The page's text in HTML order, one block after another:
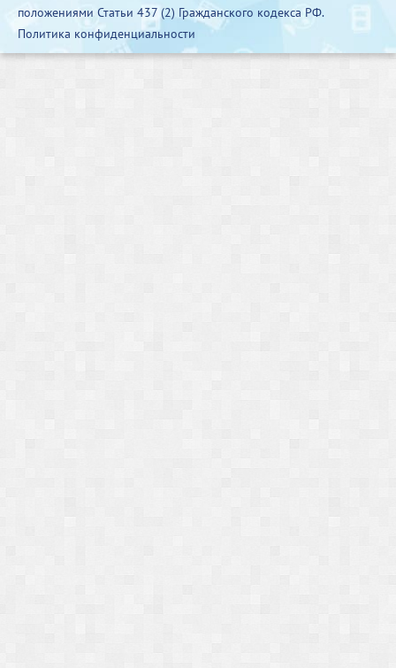
положениями Статьи 437 (2) Гражданского кодекса РФ.
Политика конфиденциальности